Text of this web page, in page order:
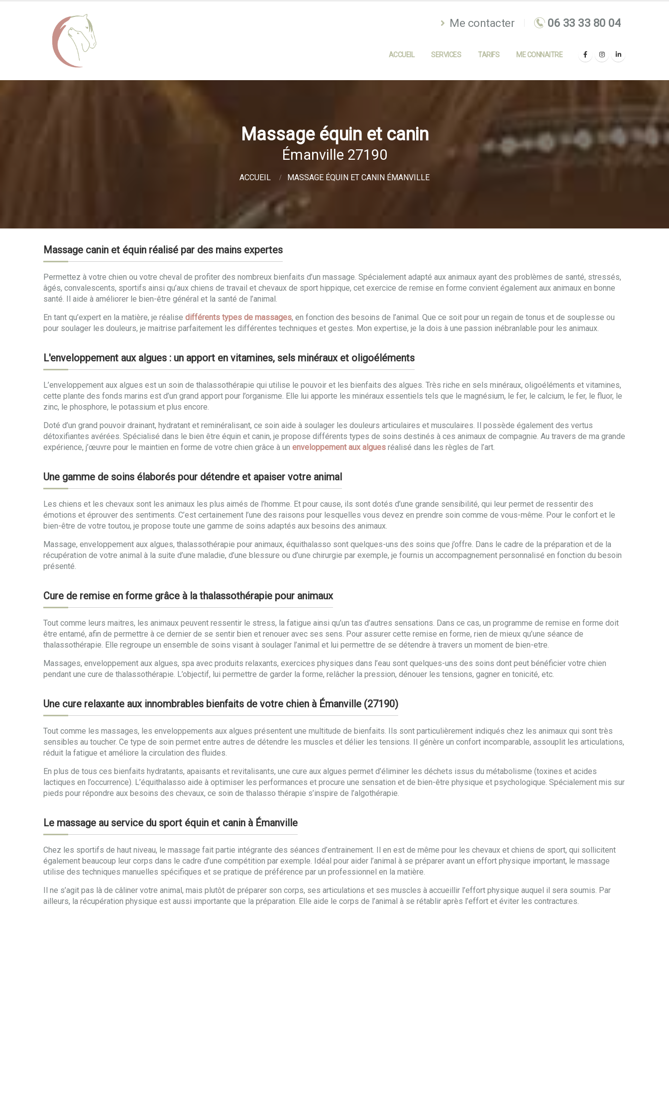
Me contacter
ACCUEIL SERVICES TARIFS ME CONNAITRE
Massage équin et canin
Émanville 27190
ACCUEIL MASSAGE ÉQUIN ET CANIN ÉMANVILLE
Massage canin et équin réalisé par des mains expertes
Permettez à votre chien ou votre cheval de profiter des nombreux bienfaits d’un massage. Spécialement adapté aux animaux ayant des problèmes de santé, stressés,
âgés, convalescents, sportifs ainsi qu’aux chiens de travail et chevaux de sport hippique, cet exercice de remise en forme convient également aux animaux en bonne
santé. Il aide à améliorer le bien-être général et la santé de l’animal.
En tant qu’expert en la matière, je réalise différents types de massages, en fonction des besoins de l’animal. Que ce soit pour un regain de tonus et de souplesse ou
pour soulager les douleurs, je maitrise parfaitement les différentes techniques et gestes. Mon expertise, je la dois à une passion inébranlable pour les animaux.
L'enveloppement aux algues : un apport en vitamines, sels minéraux et oligoéléments
L’enveloppement aux algues est un soin de thalassothérapie qui utilise le pouvoir et les bienfaits des algues. Très riche en sels minéraux, oligoéléments et vitamines,
cette plante des fonds marins est d’un grand apport pour l’organisme. Elle lui apporte les minéraux essentiels tels que le magnésium, le fer, le calcium, le fer, le fluor, le
zinc, le phosphore, le potassium et plus encore.
Doté d’un grand pouvoir drainant, hydratant et reminéralisant, ce soin aide à soulager les douleurs articulaires et musculaires. Il possède également des vertus
détoxifiantes avérées. Spécialisé dans le bien être équin et canin, je propose différents types de soins destinés à ces animaux de compagnie. Au travers de ma grande
expérience, j’œuvre pour le maintien en forme de votre chien grâce à un enveloppement aux algues réalisé dans les règles de l’art.
Une gamme de soins élaborés pour détendre et apaiser votre animal
Les chiens et les chevaux sont les animaux les plus aimés de l’homme. Et pour cause, ils sont dotés d’une grande sensibilité, qui leur permet de ressentir des
émotions et éprouver des sentiments. C’est certainement l’une des raisons pour lesquelles vous devez en prendre soin comme de vous-même. Pour le confort et le
bien-être de votre toutou, je propose toute une gamme de soins adaptés aux besoins des animaux.
Massage, enveloppement aux algues, thalassothérapie pour animaux, équithalasso sont quelques-uns des soins que j’offre. Dans le cadre de la préparation et de la
récupération de votre animal à la suite d’une maladie, d’une blessure ou d’une chirurgie par exemple, je fournis un accompagnement personnalisé en fonction du besoin
présenté.
Cure de remise en forme grâce à la thalassothérapie pour animaux
Tout comme leurs maitres, les animaux peuvent ressentir le stress, la fatigue ainsi qu’un tas d’autres sensations. Dans ce cas, un programme de remise en forme doit
être entamé, afin de permettre à ce dernier de se sentir bien et renouer avec ses sens. Pour assurer cette remise en forme, rien de mieux qu’une séance de
thalassothérapie. Elle regroupe un ensemble de soins visant à soulager l’animal et lui permettre de se détendre à travers un moment de bien-etre.
Massages, enveloppement aux algues, spa avec produits relaxants, exercices physiques dans l’eau sont quelques-uns des soins dont peut bénéficier votre chien
pendant une cure de thalassothérapie. L’objectif, lui permettre de garder la forme, relâcher la pression, dénouer les tensions, gagner en tonicité, etc.
Une cure relaxante aux innombrables bienfaits de votre chien à Émanville (27190)
Tout comme les massages, les enveloppements aux algues présentent une multitude de bienfaits. Ils sont particulièrement indiqués chez les animaux qui sont très
sensibles au toucher. Ce type de soin permet entre autres de détendre les muscles et délier les tensions. Il génère un confort incomparable, assouplit les articulations,
réduit la fatigue et améliore la circulation des fluides.
En plus de tous ces bienfaits hydratants, apaisants et revitalisants, une cure aux algues permet d’éliminer les déchets issus du métabolisme (toxines et acides
lactiques en l’occurrence). L’équithalasso aide à optimiser les performances et procure une sensation et de bien-être physique et psychologique. Spécialement mis sur
pieds pour répondre aux besoins des chevaux, ce soin de thalasso thérapie s’inspire de l’algothérapie.
Le massage au service du sport équin et canin à Émanville
Chez les sportifs de haut niveau, le massage fait partie intégrante des séances d’entrainement. Il en est de même pour les chevaux et chiens de sport, qui sollicitent
également beaucoup leur corps dans le cadre d’une compétition par exemple. Idéal pour aider l’animal à se préparer avant un effort physique important, le massage
utilise des techniques manuelles spécifiques et se pratique de préférence par un professionnel en la matière.
Il ne s’agit pas là de câliner votre animal, mais plutôt de préparer son corps, ses articulations et ses muscles à accueillir l’effort physique auquel il sera soumis. Par
ailleurs, la récupération physique est aussi importante que la préparation. Elle aide le corps de l’animal à se rétablir après l’effort et éviter les contractures.